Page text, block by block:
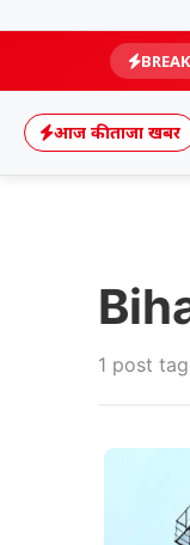
आज की ताजा खबर
1 post